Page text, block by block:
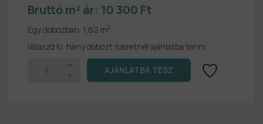
Bruttó m² ár: 10 300 Ft
Egy dobozban: 1,62 m2
Válaszd ki, hány dobozt szeretnél ajánlatba tenni.